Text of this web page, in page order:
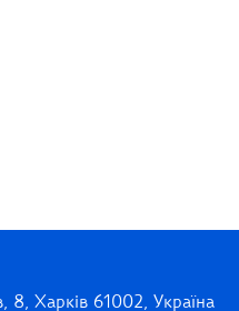
8, Харків 61002, Україна